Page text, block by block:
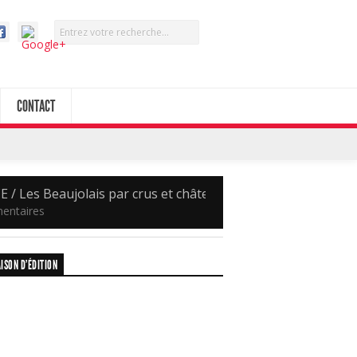
CONTACT
/ Les Beaujolais par crus et châteaux
D’ÉDITION